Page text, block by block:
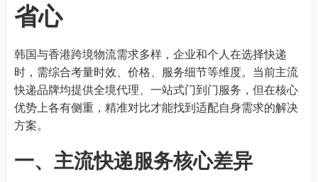
省心
韩国与香港跨境物流需求多样，企业和个人在选择快递
时，需综合考量时效、价格、服务细节等维度。当前主流
快递品牌均提供全境代理、一站式门到门服务，但在核心
优势上各有侧重，精准对比才能找到适配自身需求的解决
方案。
一、主流快递服务核心差异